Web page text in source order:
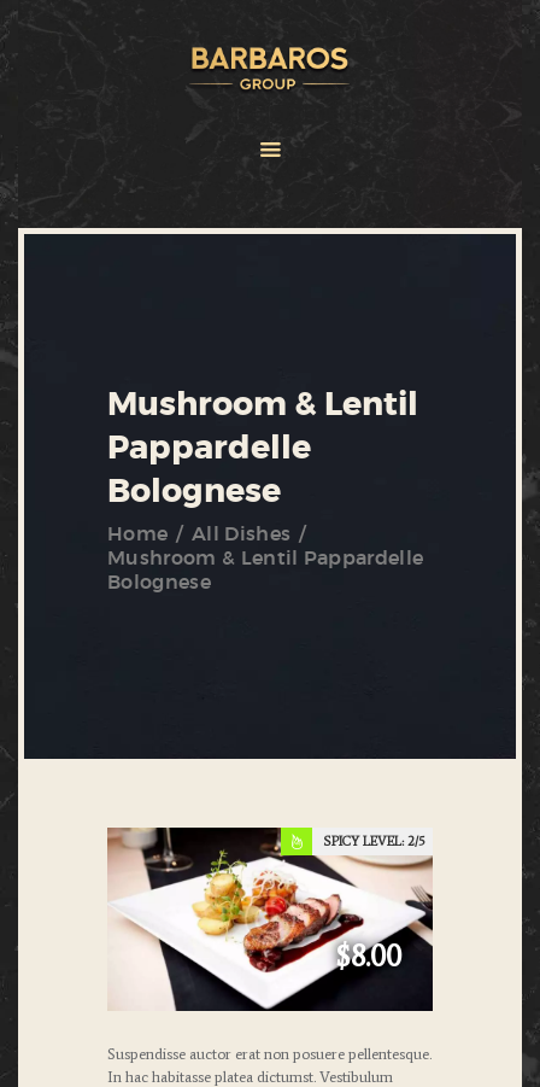
Mushroom & Lentil
Pappardelle
Bolognese
Home
All Dishes
Mushroom & Lentil Pappardelle
Bolognese
ABOUT
SERVICES
SPICY LEVEL: 2
$8.00
Suspendisse auctor erat non posuere pellentesque.
In hac habitasse platea dictumst. Vestibulum